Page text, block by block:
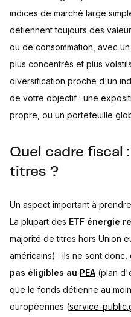
indices de marché large
détiennent toujours des
ou de consommation, avec
plus concentrés et plus
diversification proche d'un
de votre objectif : une
propre, ou un portefeuille
Quel cadre fiscal
titres ?
Un aspect important à
La plupart des ETF énergie
majorité de titres hors Union
américains) : ils ne sont donc,
pas éligibles au PEA (plan
que le fonds détienne au
européennes (service-